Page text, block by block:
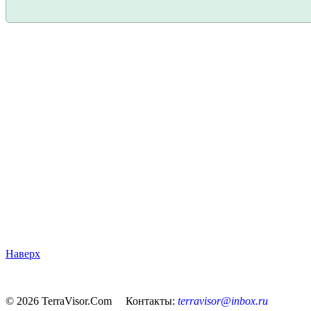
Наверх
© 2026 TerraVisor.Com Контакты: terravisor@inbox.ru